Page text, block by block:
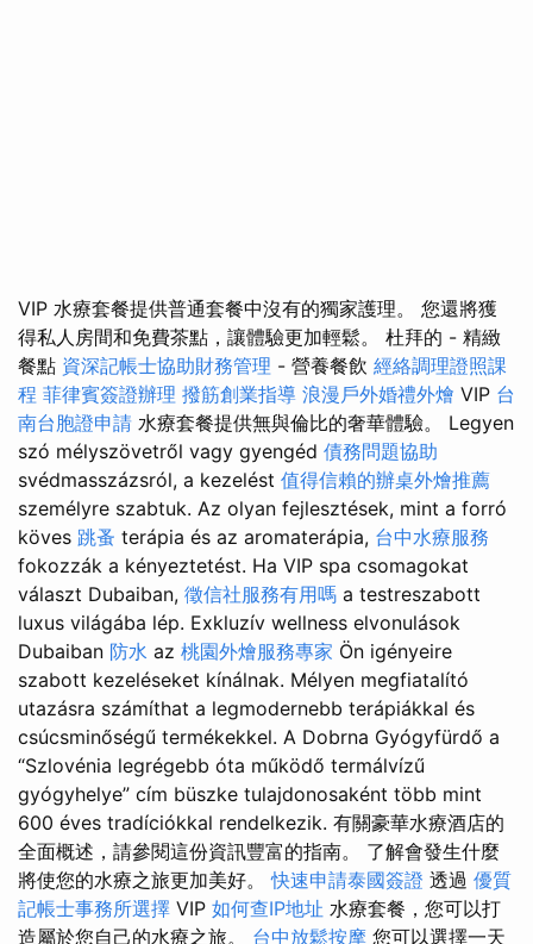
VIP 水療套餐提供普通套餐中沒有的獨家護理。 您還將獲
得私人房間和免費茶點，讓體驗更加輕鬆。 杜拜的 - 精緻
餐點 資深記帳士協助財務管理 - 營養餐飲 經絡調理證照課
程 菲律賓簽證辦理 撥筋創業指導 浪漫戶外婚禮外燴 VIP 台
南台胞證申請 水療套餐提供無與倫比的奢華體驗。 Legyen
szó mélyszövetről vagy gyengéd 債務問題協助
svédmasszázsról, a kezelést 值得信賴的辦桌外燴推薦
személyre szabtuk. Az olyan fejlesztések, mint a forró
köves 跳蚤 terápia és az aromaterápia, 台中水療服務
fokozzák a kényeztetést. Ha VIP spa csomagokat
választ Dubaiban, 徵信社服務有用嗎 a testreszabott
luxus világába lép. Exkluzív wellness elvonulások
Dubaiban 防水 az 桃園外燴服務專家 Ön igényeire
szabott kezeléseket kínálnak. Mélyen megfiatalító
utazásra számíthat a legmodernebb terápiákkal és
csúcsminőségű termékekkel. A Dobrna Gyógyfürdő a
“Szlovénia legrégebb óta működő termálvízű
gyógyhelye” cím büszke tulajdonosaként több mint
600 éves tradíciókkal rendelkezik. 有關豪華水療酒店的
全面概述，請參閱這份資訊豐富的指南。 了解會發生什麼
將使您的水療之旅更加美好。快速申請泰國簽證 透過 優質
記帳士事務所選擇 VIP 如何查IP地址 水療套餐，您可以打
造屬於您自己的水療之旅。 台中放鬆按摩 您可以選擇一天